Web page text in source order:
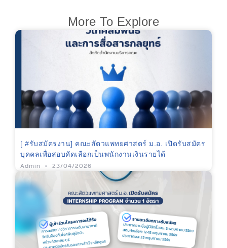
More To Explore
[ #รับสมัครงาน] คณะสัตวแพทยศาสตร์ ม.อ. เปิดรับสมัคร
บุคคลเพื่อสอบคัดเลือกเป็นพนักงานเงินรายได้
Admin 23/04/2026